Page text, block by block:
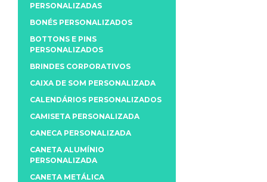
PERSONALIZADAS
BONÉS PERSONALIZADOS
BOTTONS E PINS
PERSONALIZADOS
BRINDES CORPORATIVOS
CAIXA DE SOM PERSONALIZADA
CALENDÁRIOS PERSONALIZADOS
CAMISETA PERSONALIZADA
CANECA PERSONALIZADA
CANETA ALUMÍNIO
PERSONALIZADA
CANETA METÁLICA